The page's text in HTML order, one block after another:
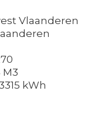
Vlaanderen
M3
kWh